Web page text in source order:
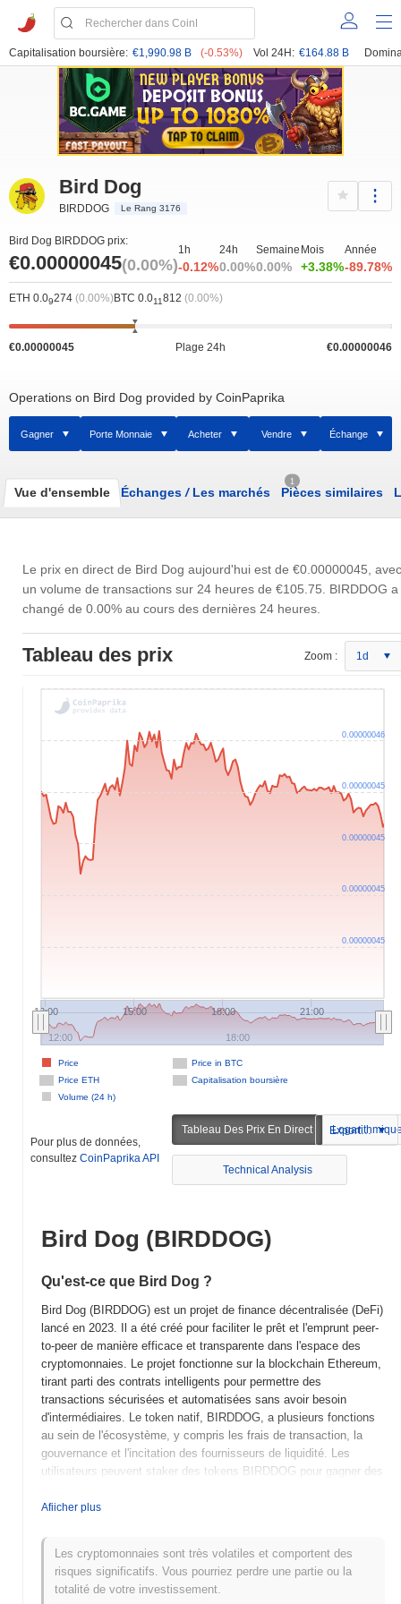
Capitalisation boursière: €1,990.98 B (-0.53%) Vol 24H: €164.88 B
Bird Dog
BIRDDOG Le Rang 3176
Bird Dog BIRDDOG prix:
€0.00000045(0.00%)
1h
-0.12%
24h
0.00%
Semaine
0.00%
Mois
+3.38%
Année
-89.78%
ETH 0.09274 (0.00%) BTC 0.011812 (0.00%)
€0.00000045 Plage 24h €0.00000046
Operations on Bird Dog provided by CoinPaprika
Gagner Porte Monnaie Acheter Vendre Échange
Vue d'ensemble Échanges /Les marchés
1
Pièces similaires
Le prix en direct de Bird Dog aujourd'hui est de €0.00000045 , avec
un volume de transactions sur 24 heures de €105.75 . BIRDDOG a
changé de 0.00% au cours des dernières 24 heures.
Tableau des prix Zoom : 1d
12:00 15:00 18:00 21:00
Price in BTC
Price ETH
Capitalisation boursière
Volume (24 h)
Price
12:00 18:00
0.00000045
0.00000045
0.00000045
0.00000045
0.00000046
Pour plus de données,
consultez CoinPaprika API
Tableau Des Prix En Direct Exportation
Technical Analysis
Bird Dog (BIRDDOG)
Qu'est-ce que Bird Dog ?
Bird Dog (BIRDDOG) est un projet de finance décentralisée (DeFi)
lancé en 2023. Il a été créé pour faciliter le prêt et l'emprunt peer-
to-peer de manière efficace et transparente dans l'espace des
cryptomonnaies. Le projet fonctionne sur la blockchain Ethereum,
tirant parti des contrats intelligents pour permettre des
transactions sécurisées et automatisées sans avoir besoin
d'intermédiaires. Le token natif, BIRDDOG, a plusieurs fonctions
au sein de l'écosystème, y compris les frais de transaction, la
gouvernance et l'incitation des fournisseurs de liquidité. Les
utilisateurs peuvent staker des tokens BIRDDOG pour gagner des
les mises à jour et les changements du protocole. Bird Dog se
dans le prêt, utilisant des algorithmes avancés pour évaluer la
solvabilité des emprunteurs sur la base de données on-chain.
Cette caractéristique unique positionne Bird Dog comme un
acteur significatif dans le paysage DeFi, visant à améliorer
Afiicher plus
Les cryptomonnaies sont très volatiles et comportent des
risques significatifs. Vous pourriez perdre une partie ou la
totalité de votre investissement.